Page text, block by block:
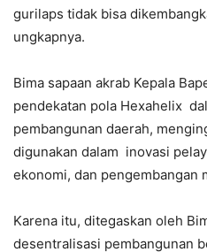
gurilaps tidak bisa
ungkapnya.
Bima sapaan akrab Kepala
pendekatan pola Hexahelix
pembangunan daerah,
digunakan dalam inovasi
ekonomi, dan pengembangan
Karena itu, ditegaskan oleh
desentralisasi pembangunan